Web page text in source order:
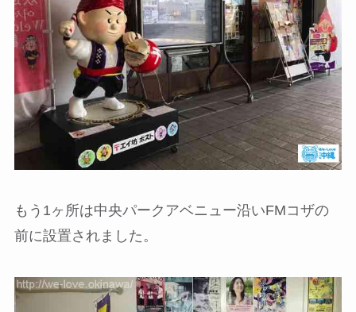
もう1ヶ所は中央パークアベニュー沿いFMコザの
前に設置されました。